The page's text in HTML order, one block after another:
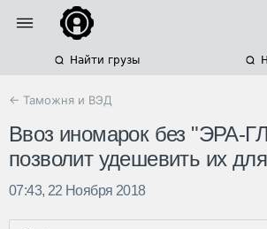
Найти грузы
← Таможня и ВЭД
Ввоз иномарок без "ЭРА-
позволит удешевить их
07:43, 22 Ноября 2018